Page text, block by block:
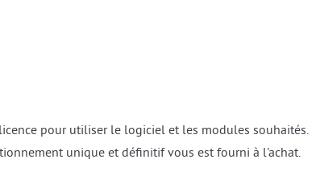
pour utiliser le logiciel et les modules souhaités.
unique et définitif vous est fourni à l'achat.